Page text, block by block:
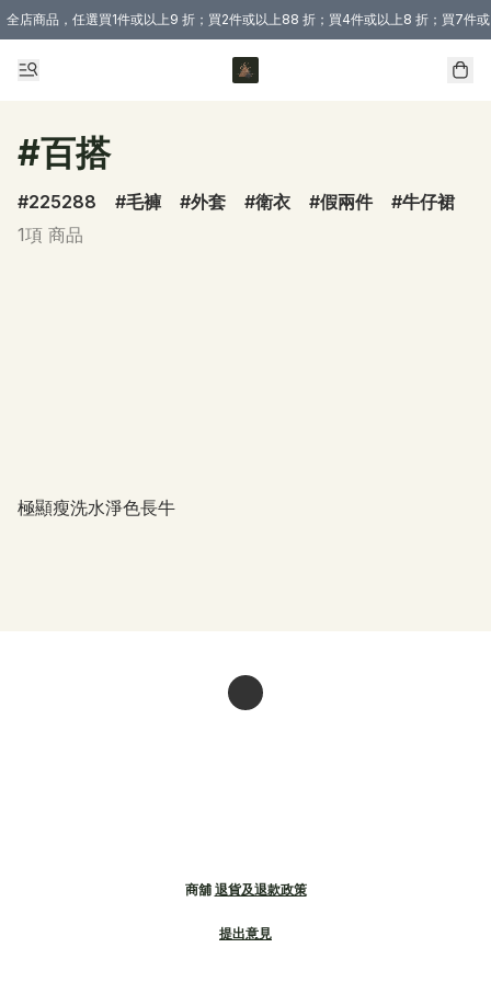
全店商品，任選買1件或以上9 折；買2件或以上88 折；買4件或以上8 折；買7件
購買 3 件商品或以上即享免運費優惠！（適用於 本地送貨、本地取貨 )
#百搭
225288 毛褲 外套 衛衣 假兩件 牛仔裙
1項 商品
極顯瘦洗水淨色長牛
商舖 退貨及退款政策
提出意見